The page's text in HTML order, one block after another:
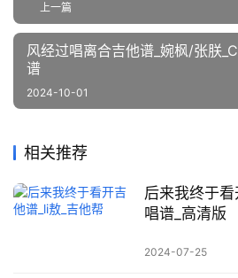
上一篇
风经过唱离合吉他谱_婉枫/张朕
谱
2024-10-01
相关推荐
后来我终于
唱谱_高清版
2024-07-25